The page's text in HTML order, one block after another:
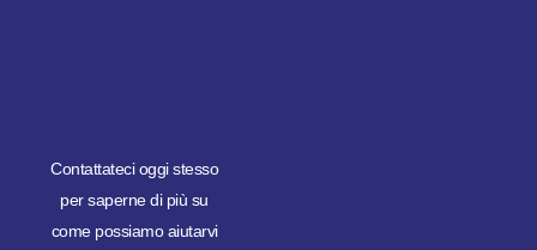
Contattateci oggi stesso
per saperne di più su
come possiamo aiutarvi